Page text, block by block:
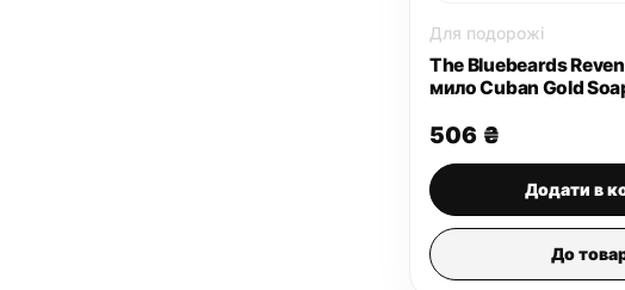
Для подорожі
The Bluebeards
мило Cuban Gold
506 ₴
Додати в
До